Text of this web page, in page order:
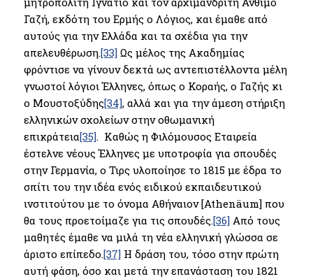
Γαζή, εκδότη του Ερμής ο Λόγιος, και έμαθε από
αυτούς για την Ελλάδα και τα σχέδια για την
απελευθέρωση.[33]Ως μέλος της Ακαδημίας
φρόντισε να γίνουν δεκτά ως αντεπιστέλλοντα μέλη
γνωστοί λόγιοι Έλληνες, όπως ο Κοραής, ο Γαζής κι
ο Μουστοξύδης[34], αλλά και για την άμεση στήριξη
ελληνικών σχολείων στην οθωμανική
επικράτεια[35]. Καθώς η Φιλόμουσος Εταιρεία
έστελνε νέους Έλληνες με υποτροφία για σπουδές
στην Γερμανία, ο Τιρς υλοποίησε το 1815 με έδρα το
σπίτι του την ιδέα ενός ειδικού εκπαιδευτικού
ινστιτούτου με το όνομα Αθήναιον [Athenäum] που
θα τους προετοίμαζε για τις σπουδές.[36]Από τους
μαθητές έμαθε να μιλά τη νέα ελληνική γλώσσα σε
άριστο επίπεδο.[37]Η δράση του, τόσο στην πρώτη
αυτή φάση, όσο και μετά την επανάσταση του 1821